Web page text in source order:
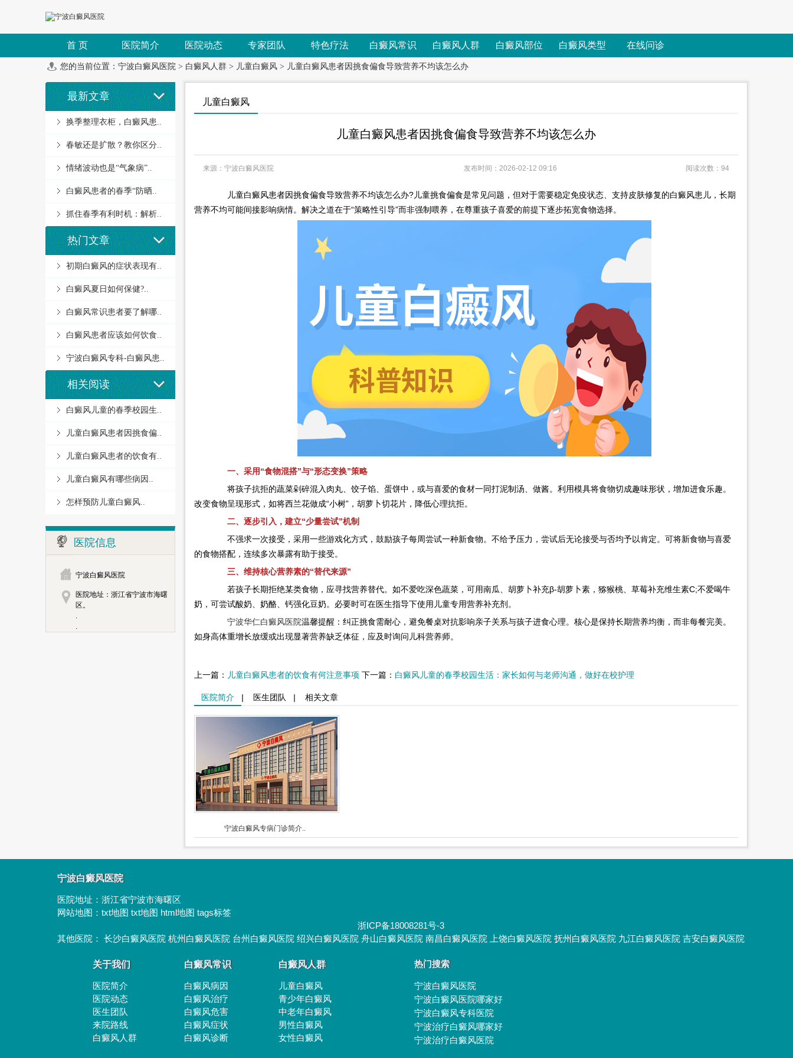
首 页 医院简介 医院动态 专家团队 特色疗法 白癜风常识 白癜风人群 白癜风部位 白癜风类型 在线问诊
您的当前位置： 宁波白癜风医院 > 白癜风人群 > 儿童白癜风 > 儿童白癜风患者因挑食偏食导致营养不均该怎么办
最新文章
换季整理衣柜，白癜风患..
春敏还是扩散？教你区分..
情绪波动也是“气象病”..
白癜风患者的春季“防晒..
抓住春季有利时机：解析..
热门文章
初期白癜风的症状表现有..
白癜风夏日如何保健?..
白癜风常识患者要了解哪..
白癜风患者应该如何饮食..
宁波白癜风专科-白癜风患..
相关阅读
白癜风儿童的春季校园生..
儿童白癜风患者因挑食偏..
儿童白癜风患者的饮食有..
儿童白癜风有哪些病因..
怎样预防儿童白癜风..
医院信息
宁波白癜风医院
医院地址：浙江省宁波市海曙
区。
.
.
儿童白癜风
儿童白癜风患者因挑食偏食导致营养不均该怎么办
来源：宁波白癜风医院 发布时间：2026-02-12 09:16 阅读次数：94
儿童白癜风患者因挑食偏食导致营养不均该怎么办?儿童挑食偏食是常见问题，但对于需要稳定免疫状态、支持皮肤修复的白癜风患儿，长期
营养不均可能间接影响病情。解决之道在于“策略性引导”而非强制喂养，在尊重孩子喜爱的前提下逐步拓宽食物选择。
一、采用“食物混搭”与“形态变换”策略
将孩子抗拒的蔬菜剁碎混入肉丸、饺子馅、蛋饼中，或与喜爱的食材一同打泥制汤、做酱。利用模具将食物切成趣味形状，增加进食乐趣。
改变食物呈现形式，如将西兰花做成“小树”，胡萝卜切花片，降低心理抗拒。
二、逐步引入，建立“少量尝试”机制
不强求一次接受，采用一些游戏化方式，鼓励孩子每周尝试一种新食物。不给予压力，尝试后无论接受与否均予以肯定。可将新食物与喜爱
的食物搭配，连续多次暴露有助于接受。
三、维持核心营养素的“替代来源”
若孩子长期拒绝某类食物，应寻找营养替代。如不爱吃深色蔬菜，可用南瓜、胡萝卜补充β-胡萝卜素，猕猴桃、草莓补充维生素C;不爱喝牛
奶，可尝试酸奶、奶酪、钙强化豆奶。必要时可在医生指导下使用儿童专用营养补充剂。
宁波华仁白癜风医院温馨提醒：纠正挑食需耐心，避免餐桌对抗影响亲子关系与孩子进食心理。核心是保持长期营养均衡，而非每餐完美。
如身高体重增长放缓或出现显著营养缺乏体征，应及时询问儿科营养师。
上一篇： 儿童白癜风患者的饮食有何注意事项 下一篇： 白癜风儿童的春季校园生活：家长如何与老师沟通，做好在校护理
医院简介 | 医生团队 | 相关文章
宁波白癜风专病门诊简介..
宁波白癜风医院
医院地址： 浙江省宁波市海曙区
网站地图： txt地图 txt地图 html地图 tags标签
浙ICP备18008281号-3
其他医院： 长沙白癜风医院 杭州白癜风医院 台州白癜风医院 绍兴白癜风医院 舟山白癜风医院 南昌白癜风医院 上饶白癜风医院 抚州白癜风医院 九江白癜风医院 吉安白癜风医院
关于我们
医院简介
医院动态
医生团队
来院路线
白癜风人群
白癜风常识
白癜风病因
白癜风治疗
白癜风危害
白癜风症状
白癜风诊断
白癜风人群
儿童白癜风
青少年白癜风
中老年白癜风
男性白癜风
女性白癜风
热门搜索
宁波白癜风医院
宁波白癜风医院哪家好
宁波白癜风专科医院
宁波治疗白癜风哪家好
宁波治疗白癜风医院